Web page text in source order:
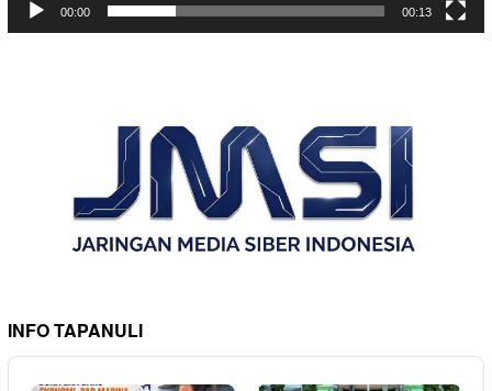
00:00 00:13
INFO TAPANULI